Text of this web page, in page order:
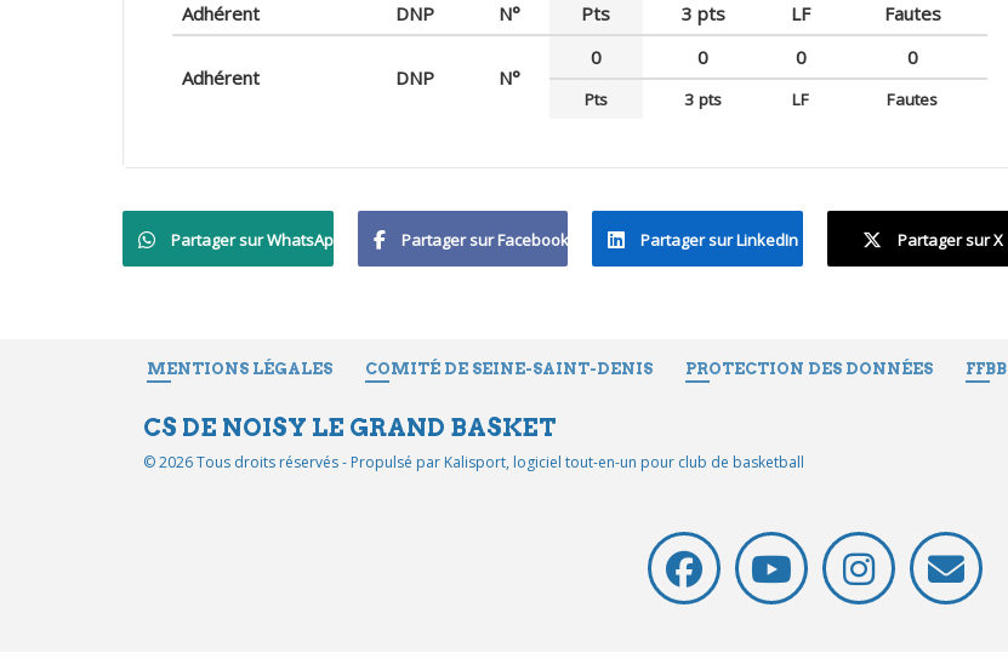
Adhérent DNP N° Pts 3 pts LF Fautes
Adhérent DNP N°
0 0 0 0
Pts 3 pts LF Fautes
Partager sur WhatsApp Partager sur Facebook Partager sur LinkedIn Partager sur X
MENTIONS LÉGALES COMITÉ DE SEINE-SAINT-DENIS PROTECTION DES DONNÉES FFBB
CS DE NOISY LE GRAND BASKET
© 2026 Tous droits réservés - Propulsé par Kalisport, logiciel tout-en-un pour club de basketball